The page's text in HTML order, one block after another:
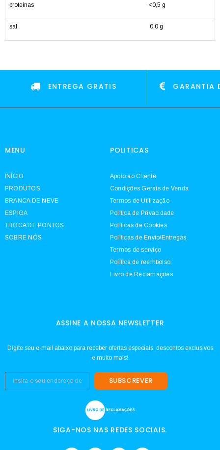
proteínas <0,5 g
sal 0,0 g
ENTREGA GRATIS GARANTIA
MENU
INÍCIO
PRODUTOS
BRANCA DE NEVE
ESPIGA
TROCA DE PONTOS
SOBRE NÓS
POLITICAS
Apoio ao Cliente
Condições Gerais de Venda
Termos de Utilização
Política de Privacidade
Políticas de Cookies
Políticas de Envio/Entregas
Termos de serviço
Política de reembolso
Livro de Reclamações
ASSINE A NOSSA NEWSLETTER
Digite seu e-mail abaixo para receber ofertas especiais, descontos exclusivos
e muito mais!
SUBSCREVER
SIGA-NOS NAS REDES SOCIAIS.